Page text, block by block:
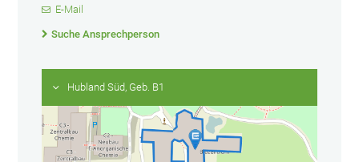
E-Mail
Suche Ansprechperson
Hubland Süd, Geb. B1